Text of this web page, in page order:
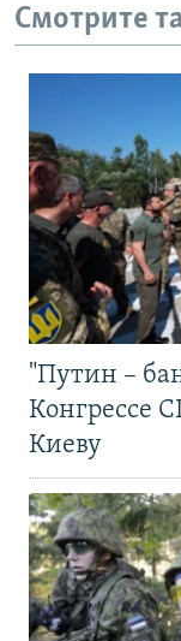
Смотрите
"Путин –
Конгрессе
Киеву